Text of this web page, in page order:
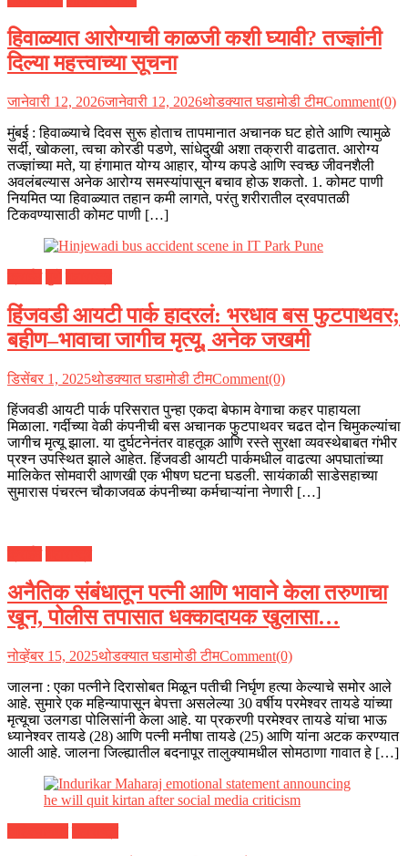
हिवाळ्यात आरोग्याची काळजी कशी घ्यावी? तज्ज्ञांनी
दिल्या महत्त्वाच्या सूचना
जानेवारी 12, 2026जानेवारी 12, 2026थोडक्यात घडामोडी टीमComment(0)
मुंबई : हिवाळ्याचे दिवस सुरू होताच तापमानात अचानक घट होते आणि त्यामुळे
सर्दी, खोकला, त्वचा कोरडी पडणे, सांधेदुखी अशा तक्रारी वाढतात. आरोग्य
तज्ज्ञांच्या मते, या हंगामात योग्य आहार, योग्य कपडे आणि स्वच्छ जीवनशैली
अवलंबल्यास अनेक आरोग्य समस्यांपासून बचाव होऊ शकतो. 1. कोमट पाणी
नियमित प्या हिवाळ्यात तहान कमी लागते, परंतु शरीरातील द्रवपातळी
टिकवण्यासाठी कोमट पाणी […]
हिंजवडी आयटी पार्क हादरलं: भरधाव बस फुटपाथवर;
बहीण–भावाचा जागीच मृत्यू, अनेक जखमी
डिसेंबर 1, 2025थोडक्यात घडामोडी टीमComment(0)
हिंजवडी आयटी पार्क परिसरात पुन्हा एकदा बेफाम वेगाचा कहर पाहायला
मिळाला. गर्दीच्या वेळी कंपनीची बस अचानक फुटपाथवर चढत दोन चिमुकल्यांचा
जागीच मृत्यू झाला. या दुर्घटनेनंतर वाहतूक आणि रस्ते सुरक्षा व्यवस्थेबाबत गंभीर
प्रश्न उपस्थित झाले आहेत. हिंजवडी आयटी पार्कमधील वाढत्या अपघातांच्या
मालिकेत सोमवारी आणखी एक भीषण घटना घडली. सायंकाळी साडेसहाच्या
सुमारास पंचरत्न चौकाजवळ कंपनीच्या कर्मचाऱ्यांना नेणारी […]
अनैतिक संबंधातून पत्नी आणि भावाने केला तरुणाचा
खून, पोलीस तपासात धक्कादायक खुलासा…
नोव्हेंबर 15, 2025थोडक्यात घडामोडी टीमComment(0)
जालना : एका पत्नीने दिरासोबत मिळून पतीची निर्घृण हत्या केल्याचे समोर आले
आहे. सुमारे एक महिन्यापासून बेपत्ता असलेल्या 30 वर्षीय परमेश्वर तायडे यांच्या
मृत्यूचा उलगडा पोलिसांनी केला आहे. या प्रकरणी परमेश्वर तायडे यांचा भाऊ
ध्यानेश्वर तायडे (28) आणि पत्नी मनीषा तायडे (25) आणि यांना अटक करण्यात
आली आहे. जालना जिल्ह्यातील बदनापूर तालुक्यामधील सोमठाणा गावात हे […]